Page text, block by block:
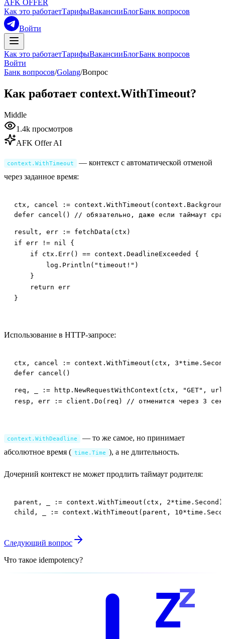
AFK OFFER
Как это работаетТарифыВакансииБлогБанк вопросов
Войти
Как это работаетТарифыВакансииБлогБанк вопросов
Войти
Банк вопросов/Golang/Вопрос
Как работает context.WithTimeout?
Middle
1.4k просмотров
AFK Offer AI
context.WithTimeout
— контекст с автоматической отменой
через заданное время:
ctx, cancel :=
result, err := fetchData(ctx)
if err != nil {
    if ctx.Err() == context.DeadlineExceeded {
        log.Println("timeout!")
    }
    return err
}
Использование в HTTP-запросе:
ctx, cancel := context.WithTimeout(ctx,
req, _ := http.NewRequestWithContext(ctx, "GET",
resp, err := client.Do(req) // отменится через 3
context.WithDeadline
— то же самое, но принимает
абсолютное время ( time.Time ), а не длительность.
Дочерний контекст не может продлить таймаут родителя:
parent, _ := context.WithTimeout(ctx, 2*time.Second)
child, _ := context.WithTimeout(parent,
Следующий вопрос
Что такое idempotency?
Zz